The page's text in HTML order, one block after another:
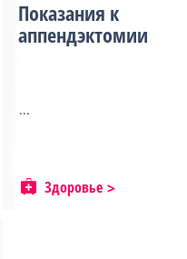
Показания к
аппендэктомии
...
Здоровье